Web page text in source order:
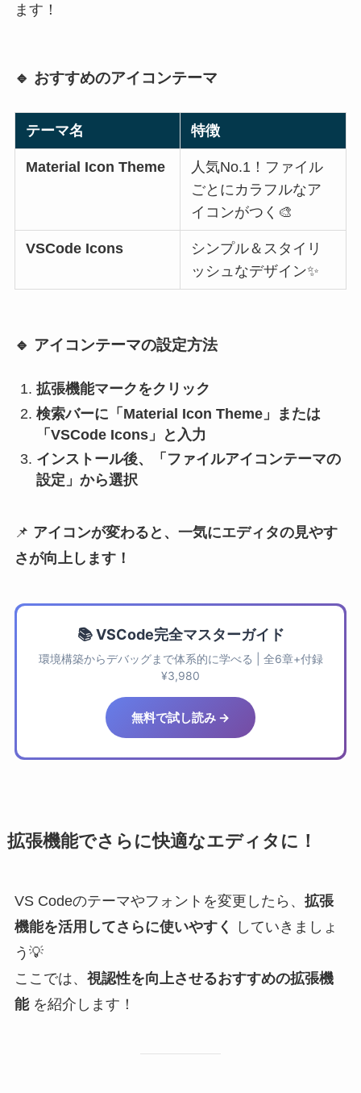
ます！
🔹 おすすめのアイコンテーマ
テーマ名 特徴
Material Icon Theme
人気No.1！ファイル
ごとにカラフルなア
イコンがつく🎨
VSCode Icons
シンプル＆スタイリ
ッシュなデザイン✨
🔹 アイコンテーマの設定方法
拡張機能マークをクリック
検索バーに「Material Icon Theme」または
「VSCode Icons」と入力
インストール後、「ファイルアイコンテーマの
設定」から選択
📌 アイコンが変わると、一気にエディタの見やす
さが向上します！
📚 VSCode完全マスターガイド
環境構築からデバッグまで体系的に学べる | 全6章+付録
¥3,980
無料で試し読み →
拡張機能でさらに快適なエディタに！
VS Codeのテーマやフォントを変更したら、 拡張
機能を活用してさらに使いやすく
していきましょ
う💡
ここでは、 視認性を向上させるおすすめの拡張機
能を紹介します！